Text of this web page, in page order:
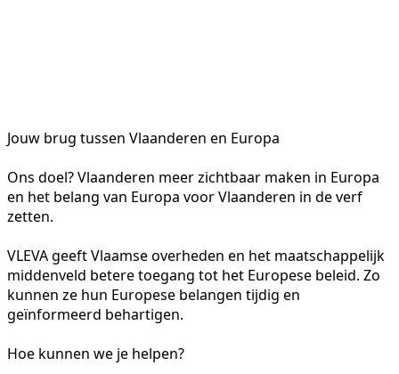
Jouw brug tussen Vlaanderen en Europa
Ons doel? Vlaanderen meer zichtbaar maken in Europa
en het belang van Europa voor Vlaanderen in de verf
zetten.
VLEVA geeft Vlaamse overheden en het maatschappelijk
middenveld betere toegang tot het Europese beleid. Zo
kunnen ze hun Europese belangen tijdig en
geïnformeerd behartigen.
Hoe kunnen we je helpen?